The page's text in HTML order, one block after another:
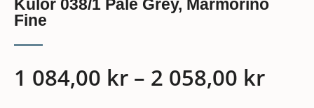
Kulör 038/1 Pale Grey, Marmorino
Fine
1 084,00 kr – 2 058,00 kr